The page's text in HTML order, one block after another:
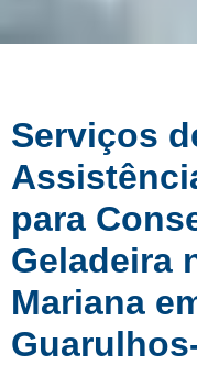
Serviços
para
Geladeira
Mariana